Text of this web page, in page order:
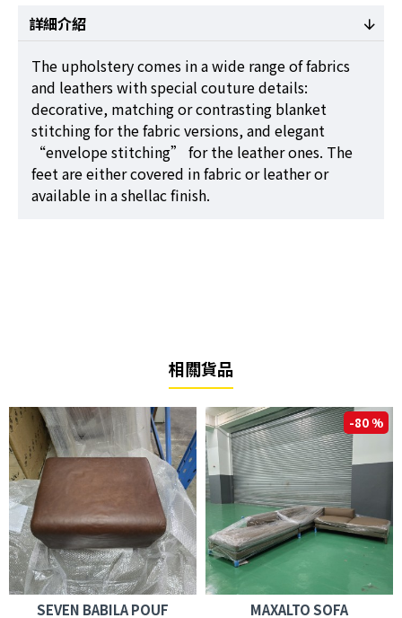
詳細介紹
The upholstery comes in a wide range of fabrics
and leathers with special couture details:
decorative, matching or contrasting blanket
stitching for the fabric versions, and elegant
“envelope stitching” for the leather ones. The
feet are either covered in fabric or leather or
available in a shellac finish.
相關貨品
SEVEN BABILA POUF
-80 %
MAXALTO SOFA